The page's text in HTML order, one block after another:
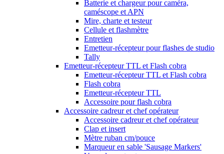
Batterie et chargeur pour caméra,
caméscope et APN
Mire, charte et testeur
Cellule et flashmètre
Entretien
Emetteur-récepteur pour flashes de studio
Tally
Emetteur-récepteur TTL et Flash cobra
Emetteur-récepteur TTL et Flash cobra
Flash cobra
Emetteur-récepteur TTL
Accessoire pour flash cobra
Accessoire cadreur et chef opérateur
Accessoire cadreur et chef opérateur
Clap et insert
Mètre ruban cm/pouce
Marqueur en sable 'Sausage Markers'